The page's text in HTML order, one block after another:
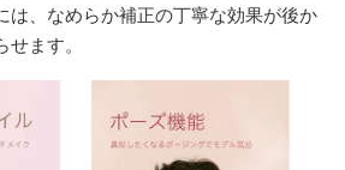
は、なめらか補正の丁寧な効果が後か
ます。